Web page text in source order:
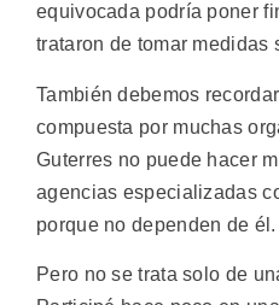
equivocada podría poner
trataron de tomar medidas
También debemos
compuesta por muchas
Guterres no puede hacer
agencias especializadas
porque no dependen de él.
Pero no se trata solo de